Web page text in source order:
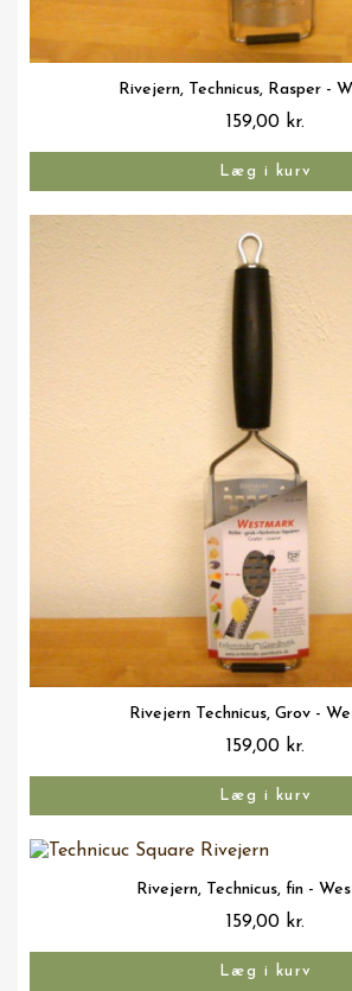
Vis her
Rivejern, Technicus, Rasper -
159,00 kr.
Læg i kurv
Vis her
Rivejern Technicus, Grov -
159,00 kr.
Læg i kurv
Vis her
Rivejern, Technicus, fin -
159,00 kr.
Læg i kurv